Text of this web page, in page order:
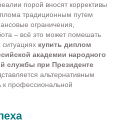
порой вносят коррективы
традиционным путем
ограничения,
– всё это может помешать
купить диплом
академии народного
службы при Президенте
альтернативным
профессиональной